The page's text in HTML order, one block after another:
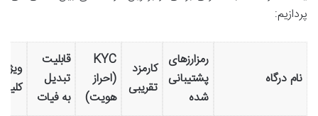
پردازیم:
نام درگاه
رمزارزهای
پشتیبانی
شده
کارمزد
تقریبی
KYC
(احراز
هویت)
قابلیت
تبدیل
به فیات